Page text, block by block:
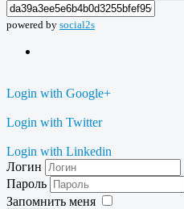
powered by social2s
Login with Google+
Login with Twitter
Login with Linkedin
Логин
Пароль
Запомнить меня